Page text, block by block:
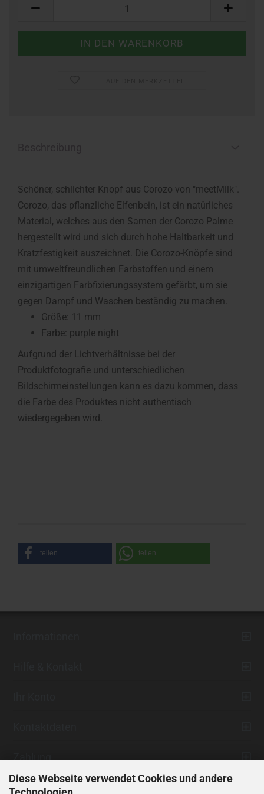
Diese Webseite verwendet Cookies und andere
Schöner, schlichter Knopf aus Corozo von "meetMilk".
Corozo, das pflanzliche Elfenbein, ist ein natürliches
Material, welches aus den Samen der Corozo Palme
hergestellt wird und sich durch hohe Haltbarkeit und
Kratzfestigkeit auszeichnet. Die Corozo-Knöpfe sind
mit umweltfreundlichen Farbstoffen und einem
einzigartigen Farbfixierungssystem gefärbt, um sie
gegen Dampf und Waschen beständig zu machen.
Größe: 11 mm
Farbe: purple night
Aufgrund der Lichtverhältnisse bei der
Produktfotografie und unterschiedlichen
Bildschirmeinstellungen kann es dazu kommen, dass
die Farbe des Produktes nicht authentisch
wiedergegeben wird.
teilen teilen
Zahlung